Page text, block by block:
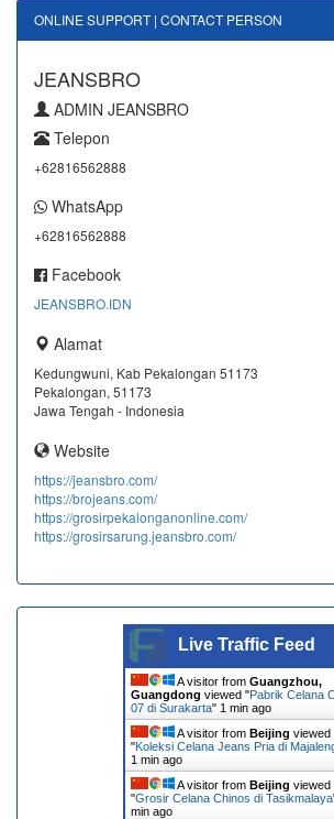
ONLINE SUPPORT | CONTACT PERSON
JEANSBRO
ADMIN JEANSBRO
Telepon
+62816562888
WhatsApp
+62816562888
Facebook
JEANSBRO.IDN
Alamat
Kedungwuni, Kab Pekalongan 51173
Pekalongan, 51173
Jawa Tengah - Indonesia
Website
https://jeansbro.com/
https://brojeans.com/
https://grosirpekalonganonline.com/
https://grosirsarung.jeansbro.com/
Live Traffic Feed
A visitor from Guangzhou,
Guangdong viewed "Pabrik Celana
07 di Surakarta" 1 min ago
A visitor from Beijing viewed
"Koleksi Celana Jeans Pria di
1 min ago
A visitor from Beijing viewed
"Grosir Celana Chinos di Tasikmalaya
min ago